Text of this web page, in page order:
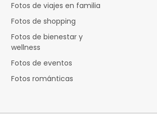
Fotos de viajes en familia
Fotos de shopping
Fotos de bienestar y
wellness
Fotos de eventos
Fotos románticas